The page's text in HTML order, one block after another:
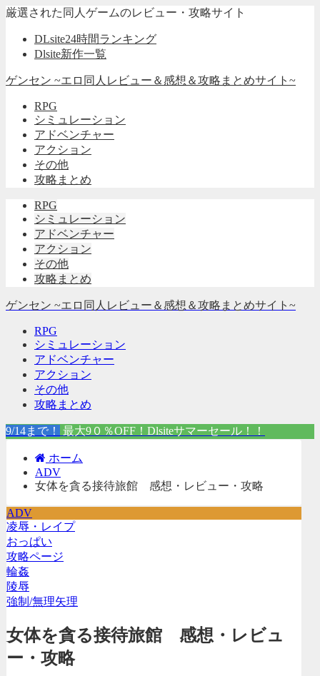
厳選された同人ゲームのレビュー・攻略サイト
DLsite24時間ランキング
Dlsite新作一覧
ゲンセン ~エロ同人レビュー＆感想＆攻略まとめサイト~
RPG
シミュレーション
アドベンチャー
アクション
その他
攻略まとめ
RPG
シミュレーション
アドベンチャー
アクション
その他
攻略まとめ
ゲンセン ~エロ同人レビュー＆感想＆攻略まとめサイト~
RPG
シミュレーション
アドベンチャー
アクション
その他
攻略まとめ
9/14まで！ 最大9０％OFF！Dlsiteサマーセール！！
ホーム
ADV
女体を貪る接待旅館 感想・レビュー・攻略
ADV
凌辱・レイプ
おっぱい
攻略ページ
輪姦
陵辱
強制/無理矢理
女体を貪る接待旅館 感想・レビュ
ー・攻略